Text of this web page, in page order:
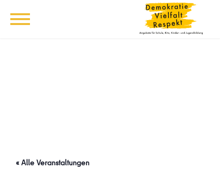
« Alle Veranstaltungen